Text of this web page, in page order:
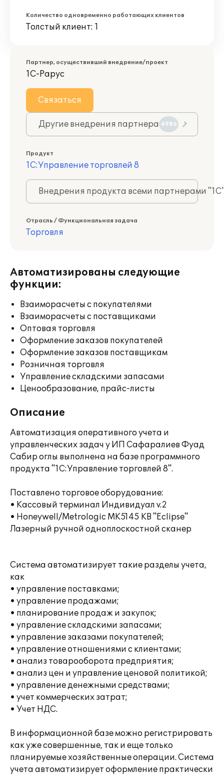
Количество одновременно работающих клиентов
Толстый клиент: 1
Партнер, осуществивший внедрение/проект
1С-Рарус
Связаться
Другие внедрения партнера 4986
Продукт
1С:Управление торговлей 8
Внедрения продукта всеми партнерами
Отрасль / Функциональная задача
Торговля
Автоматизированы следующие
функции:
Взаиморасчеты с покупателями
Взаиморасчеты с поставщиками
Оптовая торговля
Оформление заказов покупателей
Оформление заказов поставщикам
Розничная торговля
Управление складскими запасами
Ценообразование, прайс-листы
Описание
Автоматизация оперативного учета и
управленческих задач у ИП Сафаралиев Фуад
Сабир оглы выполнена на базе программного
продукта "1С:Управление торговлей 8".
Поставлено торговое оборудование:
• Кассовый терминал Индивидуал v.2
• Honeywell/Metrologic MK5145 KВ "Eclipse"
Лазерный ручной одноплоскостной сканер
Система автоматизирует такие разделы учета,
как
• управление поставками;
• управление продажами;
• планирование продаж и закупок;
• управление складскими запасами;
• управление заказами покупателей;
• управление отношениями с клиентами;
• анализ товарооборота предприятия;
• анализ цен и управление ценовой политикой;
• управление денежными средствами;
• учет коммерческих затрат;
• Учет НДС.
В информационной базе можно регистрировать
как уже совершенные, так и еще только
планируемые хозяйственные операции. Система
учета автоматизирует оформление практически